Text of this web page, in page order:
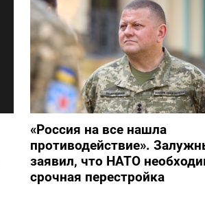
«Россия на все нашла
противодействие».
заявил, что НАТО
срочная перестройка